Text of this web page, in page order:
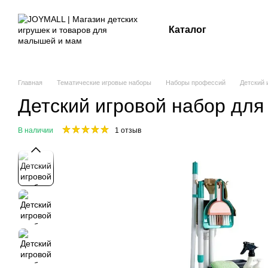
Каталог
Главная Тематические игровые наборы Наборы профессий Детский
Детский игровой набор
В наличии 1 отзыв